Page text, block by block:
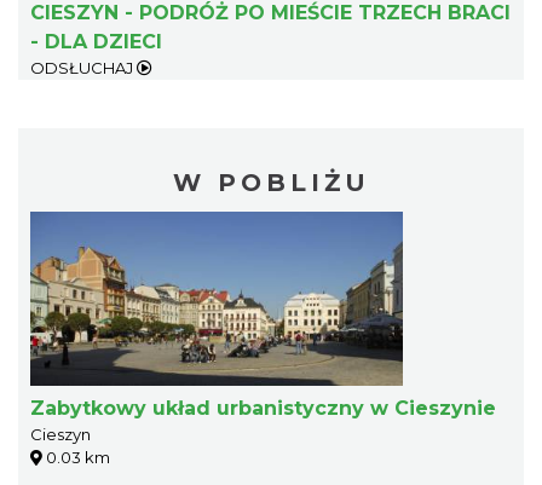
CIESZYN - PODRÓŻ PO MIEŚCIE TRZECH BRACI
- DLA DZIECI
ODSŁUCHAJ
W POBLIŻU
Zabytkowy układ urbanistyczny w Cieszynie
Cieszyn
0.03 km